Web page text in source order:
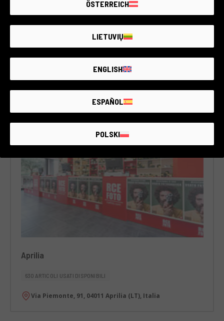
1.413 ARTICOLI USATI DISPONIBILI
Corso Unione Sovietica, 585, 10135 Torino (TO), Italia
Aprilia
630 ARTICOLI USATI DISPONIBILI
Via Piemonte, 91, 04011 Aprilia (LT), Italia
ÖSTERREICH
LIETUVIŲ
ENGLISH
ESPAÑOL
POLSKI